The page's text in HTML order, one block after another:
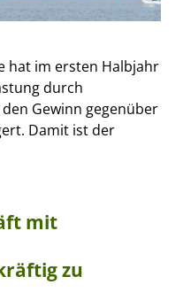
hat im ersten Halbjahr
durch
Gewinn gegenüber
Damit ist der
mit
zu